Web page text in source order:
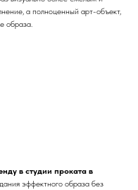
а полноценный арт-объект,
образа.
в студии проката в
эффектного образа без